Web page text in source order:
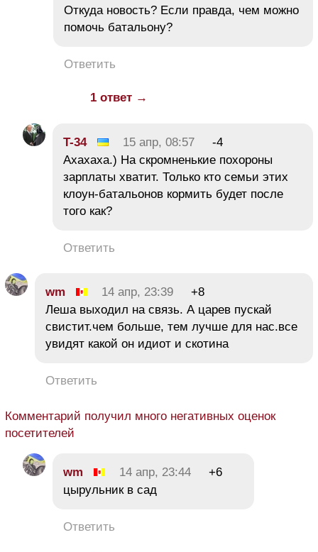
Откуда новость? Если правда, чем можно
помочь батальону?
Ответить
1 ответ →
T-34 15 апр, 08:57
-4
Ахахаха.) На скромненькие похороны
зарплаты хватит. Только кто семьи этих
клоун-батальонов кормить будет после
того как?
Ответить
wm 14 апр, 23:39
+8
Леша выходил на связь. А царев пускай
свистит.чем больше, тем лучше для нас.все
увидят какой он идиот и скотина
Ответить
Комментарий получил много негативных оценок
посетителей
wm 14 апр, 23:44
+6
цырульник в сад
Ответить